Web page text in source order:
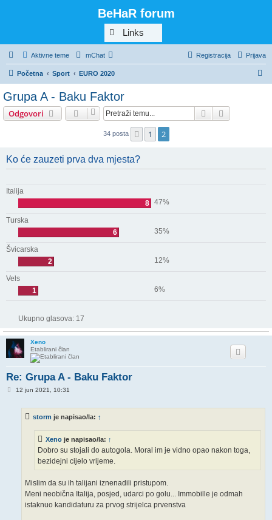
BeHaR forum
Links
Aktivne teme mChat Prijava
Registracija
Početna Sport EURO 2020
Grupa A - Baku Faktor
Odgovori Pretražnik
34 posta Prethodna
1 2
Ko će zauzeti prva dva mjesta?
Italija
8 47%
Turska
6
35%
Švicarska
2
12%
Vels
1
6%
Ukupno glasova: 17
Xeno
Etablirani član
Re: Grupa A - Baku Faktor
P12 jun 2021, 10:31
storm je napisao/la: ↑
Xeno je napisao/la: ↑
Dobro su stojali do autogola. Moral im je vidno opao nakon toga,
bezidejni cijelo vrijeme.
Mislim da su ih talijani iznenadili pristupom.
Meni neobična Italija, posjed, udarci po golu... Immobille je odmah
istaknuo kandidaturu za prvog strijelca prvenstva